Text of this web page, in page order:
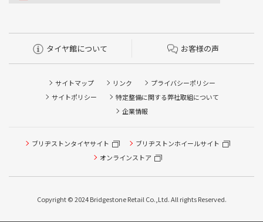
タイヤ館について お客様の声
サイトマップ リンク
プライバシーポリシー
サイトポリシー
特定整備に関する弊社取組について
企業情報
ブリヂストンタイヤサイト
ブリヂストンホイールサイト
オンラインストア
Copyright © 2024 Bridgestone Retail Co.,Ltd. All rights Reserved.
タイヤ点検・安全点検/タイヤ履き替え/オイル交換/その他
ピット作業の予約
本日のタイヤ履き替え順番待ち予約 ※クローク契約会員の